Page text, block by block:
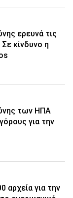
ερευνά τις
κίνδυνο η
των ΗΠΑ
για την
αρχεία για την